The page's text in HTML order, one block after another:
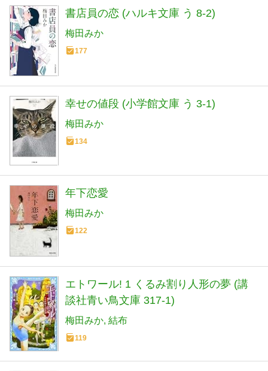
書店員の恋 (ハルキ文庫 う 8-2)
梅田みか
177
幸せの値段 (小学館文庫 う 3-1)
梅田みか
134
年下恋愛
梅田みか
122
エトワール! 1 くるみ割り人形の夢 (講
談社青い鳥文庫 317-1)
梅田みか 結布
119